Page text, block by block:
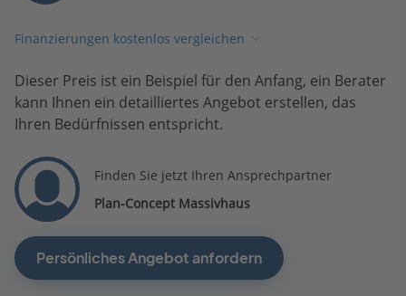
Finanzierungen kostenlos vergleichen
Dieser Preis ist ein Beispiel für den Anfang, ein Berater
kann Ihnen ein detailliertes Angebot erstellen, das
Ihren Bedürfnissen entspricht.
Finden Sie jetzt Ihren Ansprechpartner
Plan-Concept Massivhaus
Persönliches Angebot anfordern